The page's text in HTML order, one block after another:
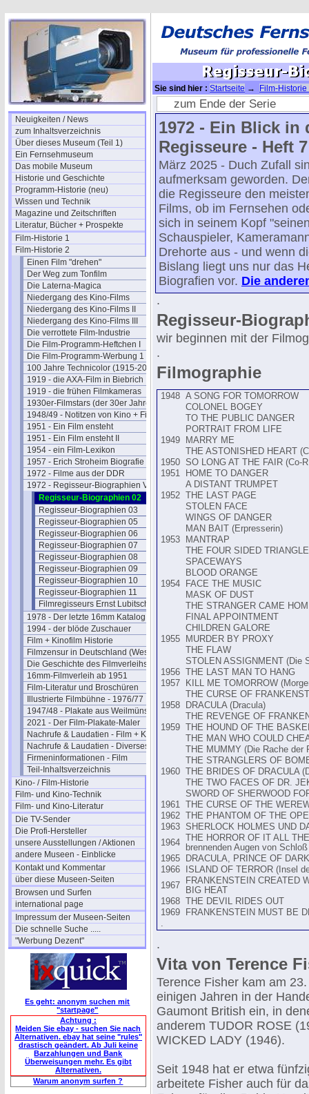
Neuigkeiten / News
zum Inhaltsverzeichnis
Über dieses Museum (Teil 1)
Ein Fernsehmuseum
Das mobile Museum
Historie und Geschichte
Programm-Historie (neu)
Wissen und Technik
Magazine und Zeitschriften
Literatur, Bücher + Prospekte
Film-Historie 1
Film-Historie 2
Einen Film "drehen"
Der Weg zum Tonfilm
Die Laterna-Magica
Niedergang des Kino-Films
Niedergang des Kino-Films II
Niedergang des Kino-Films III
Die verrottete Film-Industrie
Die Film-Programm-Heftchen I
Die Film-Programm-Werbung 1
100 Jahre Technicolor (1915-2015)
1919 - die AXA-Film in Biebrich
1919 - die frühen Filmkameras
1930er-Filmstars (der 30er Jahre)
1948/49 - Notitzen von Kino + Film
1951 - Ein Film ensteht
1951 - Ein Film ensteht II
1954 - ein Film-Lexikon
1957 - Erich Stroheim Biografie
1972 - Filme aus der DDR
1972 - Regisseur-Biographien VII
Regisseur-Biographien 02
Regisseur-Biographien 03
Regisseur-Biographien 05
Regisseur-Biographien 06
Regisseur-Biographien 07
Regisseur-Biographien 08
Regisseur-Biographien 09
Regisseur-Biographien 10
Regisseur-Biographien 11
Filmregisseurs Ernst Lubitsch 100
1978 - Der letzte 16mm Katalog
1994 - der blöde Zuschauer
Film + Kinofilm Historie
Filmzensur in Deutschland (West)
Die Geschichte des Filmverleihs
16mm-Filmverleih ab 1951
Film-Literatur und Broschüren
Illustrierte Filmbühne - 1976/77
1947/48 - Plakate aus Weilmünster
2021 - Der Film-Plakate-Maler
Nachrufe & Laudatien - Film + Kino
Nachrufe & Laudatien - Diverses
Firmeninformationen - Film
Teil-Inhaltsverzeichnis
Kino- / Film-Historie
Film- und Kino-Technik
Film- und Kino-Literatur
Die TV-Sender
Die Profi-Hersteller
unsere Ausstellungen / Aktionen
andere Museen - Einblicke
Kontakt und Kommentar
über diese Museen-Seiten
Browsen und Surfen
international page
Impressum der Museen-Seiten
Die schnelle Suche .....
"Werbung Dezent"
Es geht: anonym suchen mit
"startpage"
Achtung :
Meiden Sie ebay - suchen Sie nach
Alternativen. ebay hat seine "rules"
drastisch geändert. Ab Juli keine
Barzahlungen und Bank
Überweisungen mehr. Es gibt
Alternativen.
Warum anonym surfen ?
Sie sind hier : Startseite →
Film-Historie
Biographien 02
zum Ende der Serie
1972 - Ein Blick in
Regisseure - Heft 7
März 2025 - Duch Zufall
aufmerksam geworden.
die Regisseure den
Films, ob im Fernsehen
sich in seinem Kopf
Schauspieler,
Drehorte aus - und wenn
Bislang liegt uns nur das
Biografien vor. Die
.
Regisseur-
wir beginnen mit der
.
Filmographie
1948 A SONG FOR TOMORROW
COLONEL BOGEY
TO THE PUBLIC DANGER
PORTRAIT FROM LIFE
1949
MARRY ME
THE ASTONISHED HEART
1950 SO LONG AT THE FAIR (Co-
1951
HOME TO DANGER
A DISTANT TRUMPET
1952
THE LAST PAGE
STOLEN FACE
WINGS OF DANGER
MAN BAIT (Erpresserin)
1953
MANTRAP
THE FOUR SIDED TRIANGLE
SPACEWAYS
BLOOD ORANGE
1954
FACE THE MUSIC
MASK OF DUST
THE STRANGER CAME
FINAL APPOINTMENT
CHILDREN GALORE
1955
MURDER BY PROXY
THE FLAW
STOLEN ASSIGNMENT (Die
1956
THE LAST MAN TO HANG
1957
KILL ME TOMORROW
THE CURSE OF
1958
DRACULA (Dracula)
THE REVENGE OF
1959
THE HOUND OF THE
THE MAN WHO COULD
THE MUMMY (Die Rache der
THE STRANGLERS OF
1960
THE BRIDES OF DRACULA
THE TWO FACES OF DR.
SWORD OF SHERWOOD
1961
THE CURSE OF THE
1962
THE PHANTOM OF THE
1963 SHERLOCK HOLMES UND
1964
THE HORROR OF IT ALL
brennenden Augen von
1965
DRACULA, PRINCE OF
1966
ISLAND OF TERROR (Insel
1967
FRANKENSTEIN CREATED
BIG HEAT
1968
THE DEVIL RIDES OUT
1969
FRANKENSTEIN MUST BE
.
.
Vita von Terence
Terence Fisher kam am
einigen Jahren in der
Gaumont British ein, in
anderem TUDOR ROSE
WICKED LADY (1946).
Seit 1948 hat er etwa
arbeitete Fisher auch für